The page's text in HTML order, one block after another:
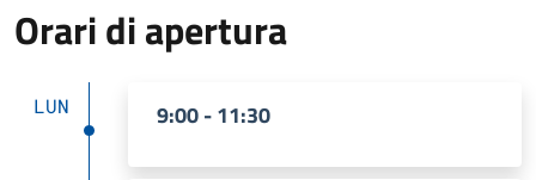
Orari di apertura
LUN 9:00 - 11:30